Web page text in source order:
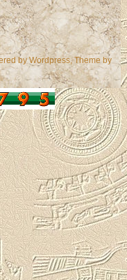
byWordpress, Theme by